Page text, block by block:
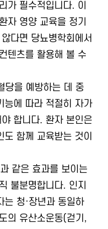
가 필수적입니다. 이
자 영양 교육을 정기
다면 당뇨병학회에서
텐츠를 활용해 볼 수
당을 예방하는 데 중
능에 따라 적절히 자가
합니다. 환자 본인은
함께 교육받는 것이
같은 효과를 보이는
불분명합니다. 인지
는 청·장년과 동일하
의 유산소운동(걷기,